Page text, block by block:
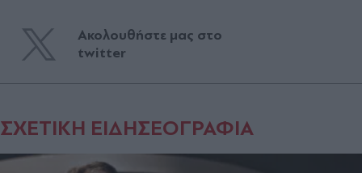
Ακολουθήστε μας στο
twitter
ΣΧΕΤΙΚΗ ΕΙΔΗΣΕΟΓΡΑΦΙΑ